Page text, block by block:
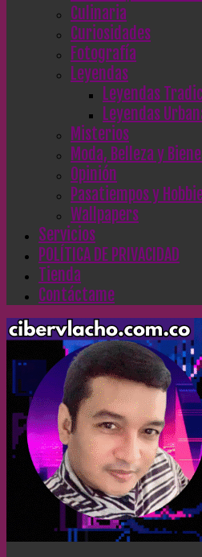
Culinaria
Curiosidades
Fotografía
Leyendas
Leyendas
Leyendas
Misterios
Moda, Belleza y
Opinión
Pasatiempos y
Wallpapers
Servicios
POLÍTICA DE PRIVACIDAD
Tienda
Contáctame